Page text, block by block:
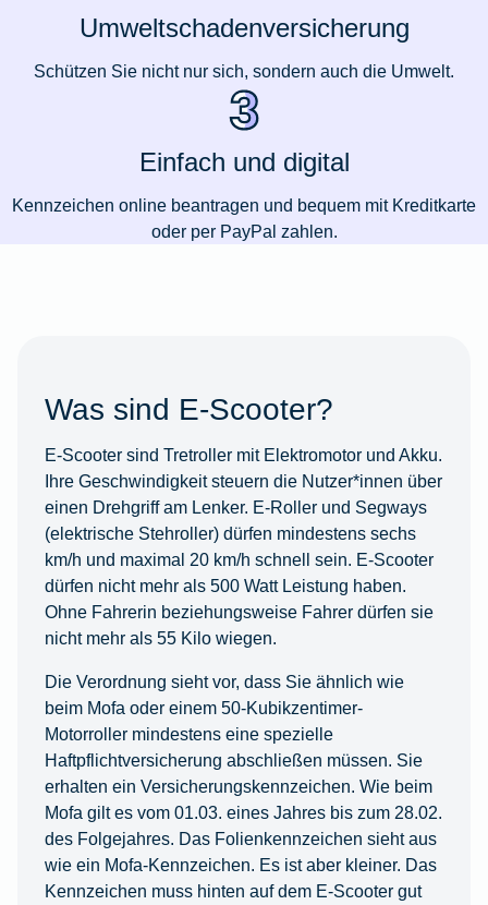
Umweltschadenversicherung
Schützen Sie nicht nur sich, sondern auch die Umwelt.
Einfach und digital
Kennzeichen online beantragen und bequem mit Kreditkarte
oder per PayPal zahlen.
Was sind E-Scooter?
E-Scooter sind Tretroller mit Elektromotor und Akku.
Ihre Geschwindigkeit steuern die Nutzer*innen über
einen Drehgriff am Lenker. E-Roller und Segways
(elektrische Stehroller) dürfen mindestens sechs
km/h und maximal 20 km/h schnell sein. E-Scooter
dürfen nicht mehr als 500 Watt Leistung haben.
Ohne Fahrerin beziehungsweise Fahrer dürfen sie
nicht mehr als 55 Kilo wiegen.
Die Verordnung sieht vor, dass Sie ähnlich wie
beim Mofa oder einem 50-Kubikzentimer-
Motorroller mindestens eine spezielle
Haftpflichtversicherung abschließen müssen. Sie
erhalten ein Versicherungskennzeichen. Wie beim
Mofa gilt es vom 01.03. eines Jahres bis zum 28.02.
des Folgejahres. Das Folienkennzeichen sieht aus
wie ein Mofa-Kennzeichen. Es ist aber kleiner. Das
Kennzeichen muss hinten auf dem E-Scooter gut